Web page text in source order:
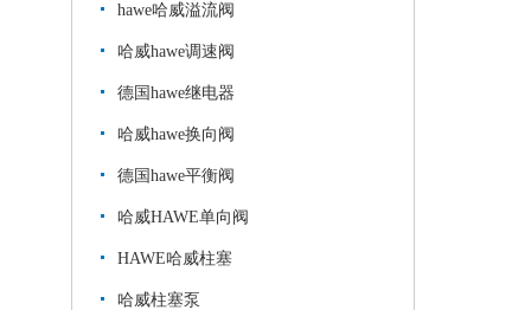
hawe哈威溢流阀
哈威hawe调速阀
德国hawe继电器
哈威hawe换向阀
德国hawe平衡阀
哈威HAWE单向阀
HAWE哈威柱塞
哈威柱塞泵